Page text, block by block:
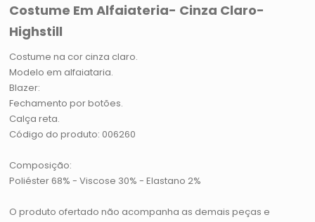
Costume Em Alfaiateria- Cinza Claro-
Highstill
Costume na cor cinza claro.
Modelo em alfaiataria.
Blazer:
Fechamento por botões.
Calça reta.
Código do produto: 006260
Composição:
Poliéster 68% - Viscose 30% - Elastano 2%
O produto ofertado não acompanha as demais peças e